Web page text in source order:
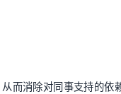
而消除对同事支持的依